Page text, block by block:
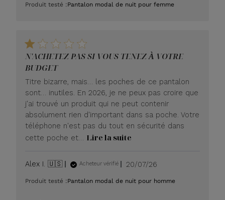
publication
Produit testé :Pantalon modal de nuit pour femme
N'ACHETEZ PAS SI VOUS TENEZ À VOTRE
BUDGET
Titre bizarre, mais… les poches de ce pantalon
sont… inutiles. En 2026, je ne peux pas croire que
j'ai trouvé un produit qui ne peut contenir
absolument rien d'important dans sa poche. Votre
téléphone n'est pas du tout en sécurité dans
cette poche et… Lire la suite
Alex I. 🇺🇸 Acheteur vérifié
Date
publication
20/07/26
Produit testé :Pantalon modal de nuit pour homme